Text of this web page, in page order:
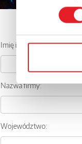
Imię i nazwisko: *
Nazwa firmy:
Województwo: